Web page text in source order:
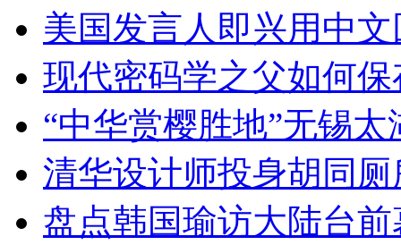
美国发言人即兴用中
现代密码学之父如何
“中华赏樱胜地”无锡
清华设计师投身胡同
盘点韩国瑜访大陆台